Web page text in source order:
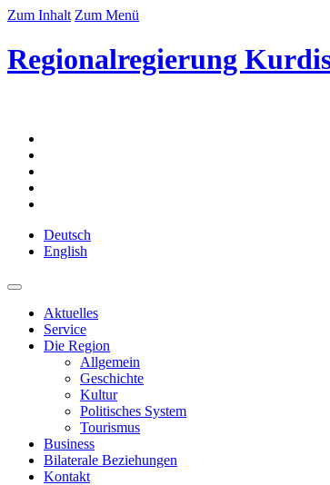
Zum Inhalt Zum Menü
Regionalregierung
Deutsch
English
Aktuelles
Service
Die Region
Allgemein
Geschichte
Kultur
Politisches System
Tourismus
Business
Bilaterale Beziehungen
Kontakt